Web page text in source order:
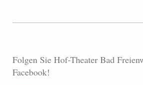
Folgen Sie Hof-Theater Bad
Facebook!